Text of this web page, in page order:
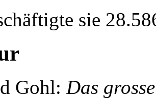
sie
Gohl: Das